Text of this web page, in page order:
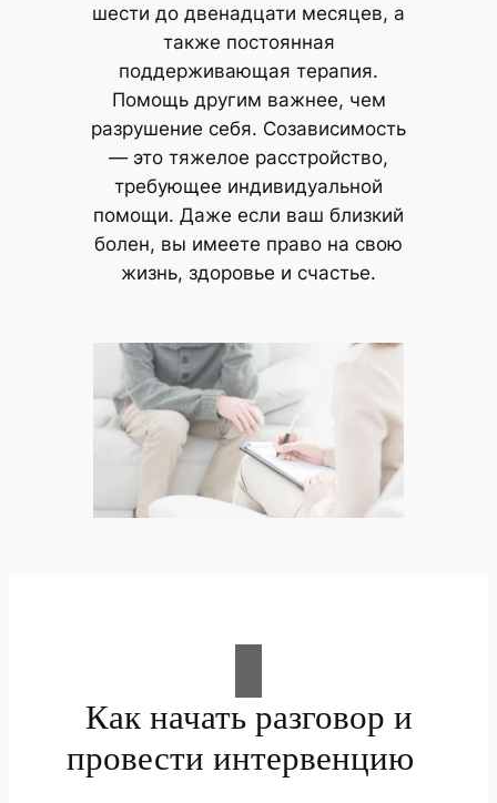
шести до двенадцати месяцев, а
также постоянная
поддерживающая терапия.
Помощь другим важнее, чем
разрушение себя. Созависимость
— это тяжелое расстройство,
требующее индивидуальной
помощи. Даже если ваш близкий
болен, вы имеете право на свою
жизнь, здоровье и счастье.
Как начать разговор и
провести интервенцию